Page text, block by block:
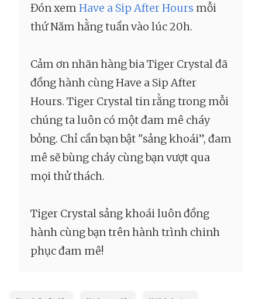
Đón xem Have a Sip After Hours mỗi
thứ Năm hằng tuần vào lúc 20h.
Cảm ơn nhãn hàng bia Tiger Crystal đã
đồng hành cùng Have a Sip After
Hours. Tiger Crystal tin rằng trong mỗi
chúng ta luôn có một đam mê cháy
bỏng. Chỉ cần bạn bật "sảng khoái”, đam
mê sẽ bùng cháy cùng bạn vượt qua
mọi thử thách.
Tiger Crystal sảng khoái luôn đồng
hành cùng bạn trên hành trình chinh
phục đam mê!